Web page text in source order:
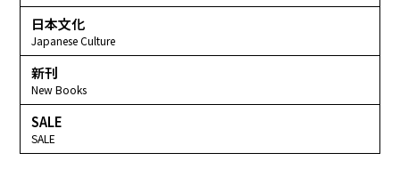
日本文化
Japanese Culture
新刊
New Books
SALE
SALE